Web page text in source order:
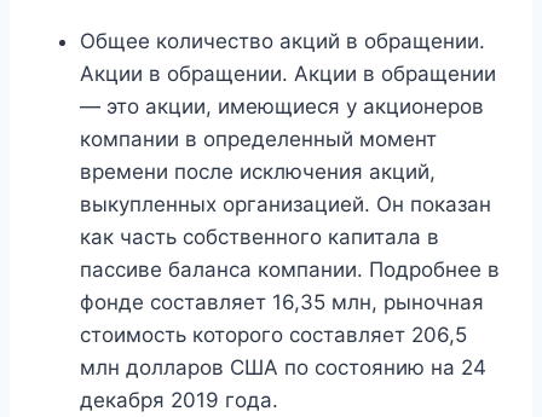
Общее количество акций в обращении.
Акции в обращении. Акции в обращении
— это акции, имеющиеся у акционеров
компании в определенный момент
времени после исключения акций,
выкупленных организацией. Он показан
как часть собственного капитала в
пассиве баланса компании. Подробнее в
фонде составляет 16,35 млн, рыночная
стоимость которого составляет 206,5
млн долларов США по состоянию на 24
декабря 2019 года.